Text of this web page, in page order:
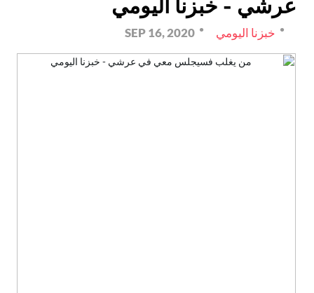
عرشي - خبزنا اليومي
خبزنا اليومي SEP 16, 2020